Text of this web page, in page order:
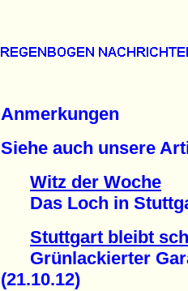
Anmerkungen
Siehe auch unsere
Witz der Woche
Das Loch in
Stuttgart bleibt
Grünlackierter
(21.10.12)